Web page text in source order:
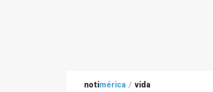
notimérica / vida